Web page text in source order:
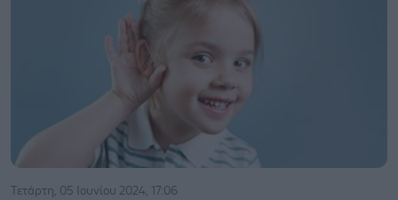
Τετάρτη, 05 Ιουνίου 2024, 17:06